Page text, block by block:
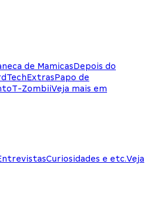
de MamicasDepois do
ExtrasPapo de
T-ZombiiVeja mais em
Curiosidades e etc.Veja